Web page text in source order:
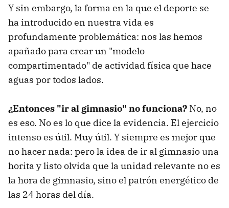
Y sin embargo, la forma en la que el deporte se
ha introducido en nuestra vida es
profundamente problemática: nos las hemos
apañado para crear un "modelo
compartimentado" de actividad física que hace
aguas por todos lados.
¿Entonces "ir al gimnasio" no funciona? No, no
es eso. No es lo que dice la evidencia. El ejercicio
intenso es útil. Muy útil. Y siempre es mejor que
no hacer nada: pero la idea de ir al gimnasio una
horita y listo olvida que la unidad relevante no es
la hora de gimnasio, sino el patrón energético de
las 24 horas del día.